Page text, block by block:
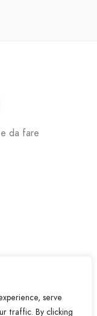
serve
traffic. By clicking
da fare